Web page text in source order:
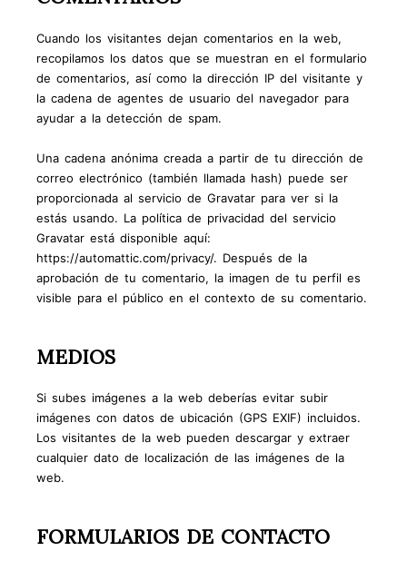
Cuando los visitantes dejan comentarios en la web,
recopilamos los datos que se muestran en el formulario
de comentarios, así como la dirección IP del visitante y
la cadena de agentes de usuario del navegador para
ayudar a la detección de spam.
Una cadena anónima creada a partir de tu dirección de
correo electrónico (también llamada hash) puede ser
proporcionada al servicio de Gravatar para ver si la
estás usando. La política de privacidad del servicio
Gravatar está disponible aquí:
https://automattic.com/privacy/. Después de la
aprobación de tu comentario, la imagen de tu perfil es
visible para el público en el contexto de su comentario.
MEDIOS
Si subes imágenes a la web deberías evitar subir
imágenes con datos de ubicación (GPS EXIF) incluidos.
Los visitantes de la web pueden descargar y extraer
cualquier dato de localización de las imágenes de la
web.
FORMULARIOS DE CONTACTO